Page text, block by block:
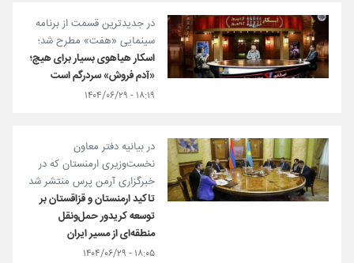
در جدیدترین قسمت از برنامه
سینمایی «هفت» مطرح شد؛
اسکار هیاهوی بسیار برای هیچ؛
«آدم‌ فروش» سردرگم است
۱۸:۱۹ - ۱۴۰۴/۰۶/۲۹
در بیانیه دفتر معاون
نخست‌وزیری ارمنستان که در
خبرگزاری آرمن پرس منتشر شد
تاکید ارمنستان و قزاقستان بر
توسعه کریدور حمل‌ونقل
منطقه‌ای از مسیر ایران
۱۸:۰۵ - ۱۴۰۴/۰۶/۲۹